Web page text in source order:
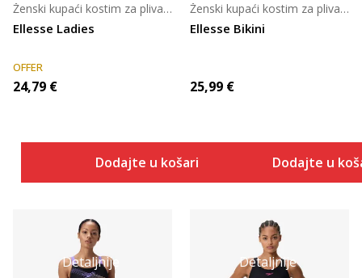
Ellesse Ladies
Ženski kupaći kostim za plivanje
OFFER
24,79 €
Dodajte u košaricu
Ellesse Bikini
Ženski kupaći kostim za plivanje
25,99 €
Dodajte u
Detaljnije
Detaljnije